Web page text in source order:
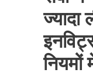
ज्यादा
नियमों